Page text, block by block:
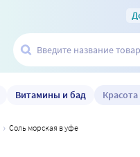
Витамины и бад
соль морская в уфе